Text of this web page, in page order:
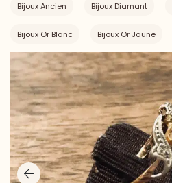
Bijoux Ancien Bijoux Diamant
Bijoux Or Blanc Bijoux Or Jaune